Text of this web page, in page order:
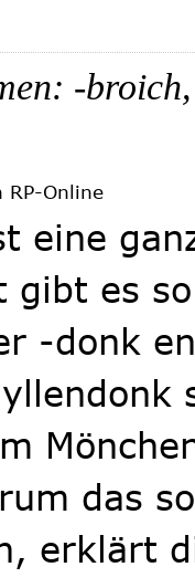
-
RP-Online
eine
gibt es
-donk
das
erklärt